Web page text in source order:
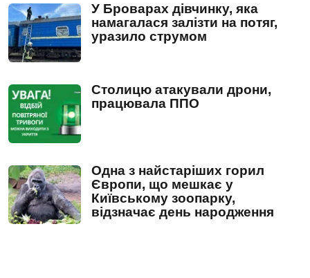
У Броварах дівчинку, яка
намагалася залізти на потяг,
уразило струмом
Столицю атакували дрони,
працювала ППО
Одна з найстаріших горил
Європи, що мешкає у
Київському зоопарку,
відзначає день народження